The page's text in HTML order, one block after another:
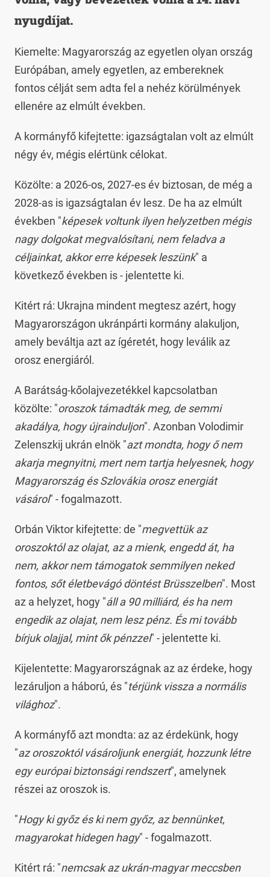
nyugdíjat.
Kiemelte: Magyarország az egyetlen olyan ország
Európában, amely egyetlen, az embereknek
fontos célját sem adta fel a nehéz körülmények
ellenére az elmúlt években.
A kormányfő kifejtette: igazságtalan volt az elmúlt
négy év, mégis elértünk célokat.
Közölte: a 2026-os, 2027-es év biztosan, de még a
2028-as is igazságtalan év lesz. De ha az elmúlt
években "képesek voltunk ilyen helyzetben mégis
nagy dolgokat megvalósítani, nem feladva a
céljainkat, akkor erre képesek leszünk" a
következő években is - jelentette ki.
Kitért rá: Ukrajna mindent megtesz azért, hogy
Magyarországon ukránpárti kormány alakuljon,
amely beváltja azt az ígéretét, hogy leválik az
orosz energiáról.
A Barátság-kőolajvezetékkel kapcsolatban
közölte: "oroszok támadták meg, de semmi
akadálya, hogy újrainduljon". Azonban Volodimir
Zelenszkij ukrán elnök "azt mondta, hogy ő nem
akarja megnyitni, mert nem tartja helyesnek, hogy
Magyarország és Szlovákia orosz energiát
vásárol" - fogalmazott.
Orbán Viktor kifejtette: de "megvettük az
oroszoktól az olajat, az a mienk, engedd át, ha
nem, akkor nem támogatok semmilyen neked
fontos, sőt életbevágó döntést Brüsszelben". Most
az a helyzet, hogy "áll a 90 milliárd, és ha nem
engedik az olajat, nem lesz pénz. És mi tovább
bírjuk olajjal, mint ők pénzzel" - jelentette ki.
Kijelentette: Magyarországnak az az érdeke, hogy
lezáruljon a háború, és "térjünk vissza a normális
világhoz".
A kormányfő azt mondta: az az érdekünk, hogy
"az oroszoktól vásároljunk energiát, hozzunk létre
egy európai biztonsági rendszert", amelynek
részei az oroszok is.
"Hogy ki győz és ki nem győz, az bennünket,
magyarokat hidegen hagy" - fogalmazott.
Kitért rá: "nemcsak az ukrán-magyar meccsben